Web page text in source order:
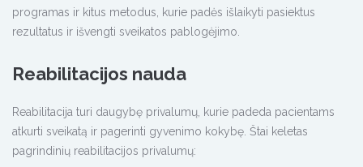
programas ir kitus metodus, kurie padės išlaikyti pasiektus
rezultatus ir išvengti sveikatos pablogėjimo.
Reabilitacijos nauda
Reabilitacija turi daugybę privalumų, kurie padeda pacientams
atkurti sveikatą ir pagerinti gyvenimo kokybę. Štai keletas
pagrindinių reabilitacijos privalumų: